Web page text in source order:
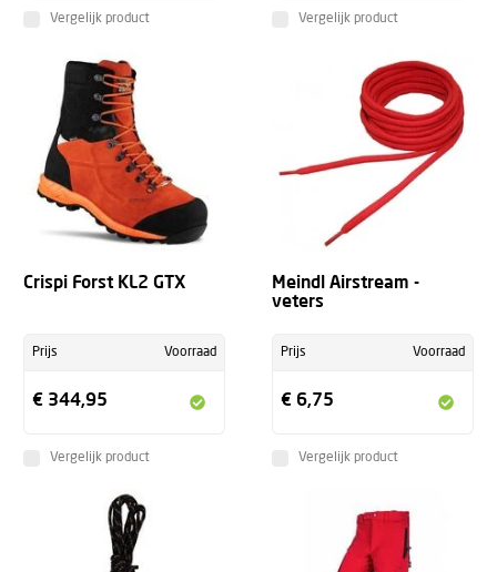
Vergelijk product Vergelijk product
Crispi Forst KL2 GTX
Prijs Voorraad
€ 344,95
Vergelijk product
Meindl Airstream -
veters
Prijs Voorraad
€ 6,75
Vergelijk product